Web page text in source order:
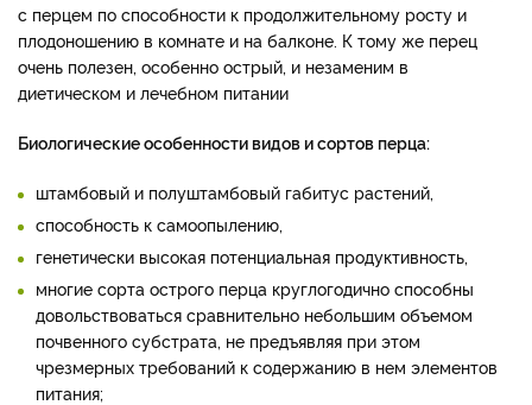
с перцем по способности к продолжительному росту и
плодоношению в комнате и на балконе. К тому же перец
очень полезен, особенно острый, и незаменим в
диетическом и лечебном питании
Биологические особенности видов и сортов перца:
штамбовый и полуштамбовый габитус растений,
способность к самоопылению,
генетически высокая потенциальная продуктивность,
многие сорта острого перца круглогодично способны
довольствоваться сравнительно небольшим объемом
почвенного субстрата, не предъявляя при этом
чрезмерных требований к содержанию в нем элементов
питания;